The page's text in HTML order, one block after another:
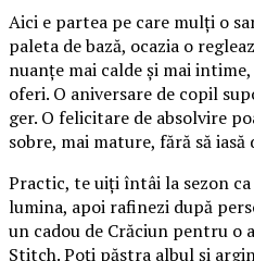
Aici e partea pe care mulți o
paleta de bază, ocazia o
nuanțe mai calde și mai
oferi. O aniversare de copil
ger. O felicitare de absolvire
sobre, mai mature, fără să
Practic, te uiți întâi la sezon
lumina, apoi rafinezi după
un cadou de Crăciun pentru o
Stitch. Poți păstra albul și